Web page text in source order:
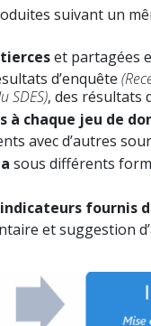
suivant un
et partagées
d’enquête
SDES), des résultats
chaque jeu de
avec d’autres
sous différents
et suggestion